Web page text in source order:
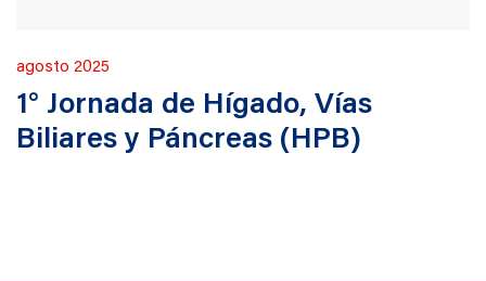
Publicado
en
agosto 2025
1° Jornada de Hígado, Vías
Biliares y Páncreas (HPB)